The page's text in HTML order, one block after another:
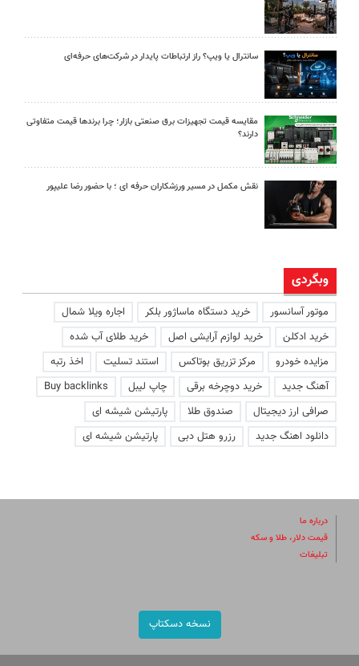
سانترال یا ویپ؟ راز ارتباطات پایدار در شرکت‌های حرفه‌ای
مقایسه قیمت تجهیزات برق صنعتی بازار؛ چرا برندها قیمت متفاوتی
دارند؟
نقش مکمل در مسیر ورزشکاران حرفه ای ؛ با حضور رضا علیپور
وبگردی
موتور آسانسور خرید دستگاه ماساژور بلکر
اجاره ویلا شمال
خرید ادکلن
خرید لوازم آرایشی اصل
خرید طلای آب شده
مزایده خودرو
مرکز تزریق بوتاکس استند تسلیت
اخذ رتبه
آهنگ جدید
خرید دوچرخه برقی چاپ لیبل
Buy backlinks
صرافی ارز دیجیتال
صندوق طلا
پارتیشن شیشه ای
دانلود اهنگ جدید
رزرو هتل دبی پارتیشن شیشه ای
درباره ما
قیمت دلار، طلا و سکه
تبلیغات
نسخه دسکتاپ